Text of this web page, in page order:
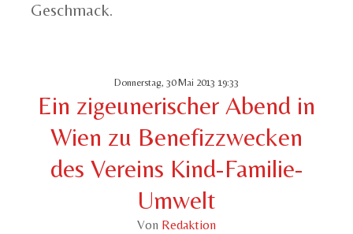
Geschmack.
Donnerstag, 30 Mai 2013 19:33
Ein zigeunerischer Abend in
Wien zu Benefizzwecken
des Vereins Kind-Familie-
Umwelt
Von Redaktion